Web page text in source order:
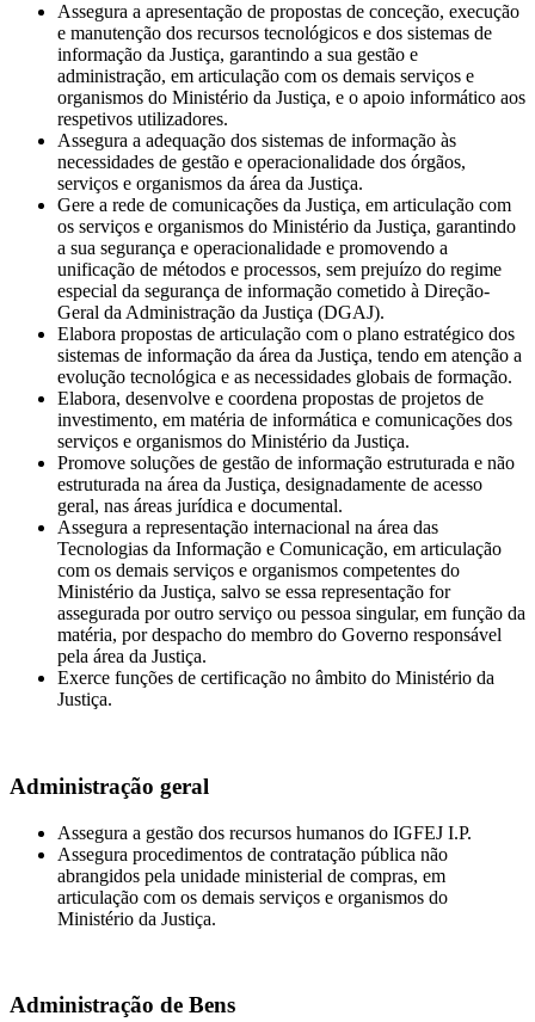
Assegura a apresentação de propostas de conceção, execução
e manutenção dos recursos tecnológicos e dos sistemas de
informação da Justiça, garantindo a sua gestão e
administração, em articulação com os demais serviços e
organismos do Ministério da Justiça, e o apoio informático aos
respetivos utilizadores.
Assegura a adequação dos sistemas de informação às
necessidades de gestão e operacionalidade dos órgãos,
serviços e organismos da área da Justiça.
Gere a rede de comunicações da Justiça, em articulação com
os serviços e organismos do Ministério da Justiça, garantindo
a sua segurança e operacionalidade e promovendo a
unificação de métodos e processos, sem prejuízo do regime
especial da segurança de informação cometido à Direção-
Geral da Administração da Justiça (DGAJ).
Elabora propostas de articulação com o plano estratégico dos
sistemas de informação da área da Justiça, tendo em atenção a
evolução tecnológica e as necessidades globais de formação.
Elabora, desenvolve e coordena propostas de projetos de
investimento, em matéria de informática e comunicações dos
serviços e organismos do Ministério da Justiça.
Promove soluções de gestão de informação estruturada e não
estruturada na área da Justiça, designadamente de acesso
geral, nas áreas jurídica e documental.
Assegura a representação internacional na área das
Tecnologias da Informação e Comunicação, em articulação
com os demais serviços e organismos competentes do
Ministério da Justiça, salvo se essa representação for
assegurada por outro serviço ou pessoa singular, em função da
matéria, por despacho do membro do Governo responsável
pela área da Justiça.
Exerce funções de certificação no âmbito do Ministério da
Justiça.
Administração geral
Assegura a gestão dos recursos humanos do IGFEJ I.P.
Assegura procedimentos de contratação pública não
abrangidos pela unidade ministerial de compras, em
articulação com os demais serviços e organismos do
Ministério da Justiça.
Administração de Bens